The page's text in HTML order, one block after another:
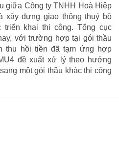
giữa Công ty TNHH Hoà Hiệp
xây dựng giao thông thuỷ bộ
khai thi công. Tổng cục
với trường hợp tại gói thầu
thu hồi tiền đã tạm ứng hợp
đề xuất xử lý theo hướng
một gói thầu khác thi công